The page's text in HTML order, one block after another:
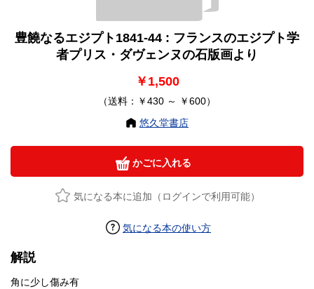
豊饒なるエジプト1841-44 : フランスのエジプト学
者プリス・ダヴェンヌの石版画より
￥1,500
（送料：￥430 ～ ￥600）
悠久堂書店
かごに入れる
気になる本に追加（ログインで利用可能）
気になる本の使い方
解説
角に少し傷み有